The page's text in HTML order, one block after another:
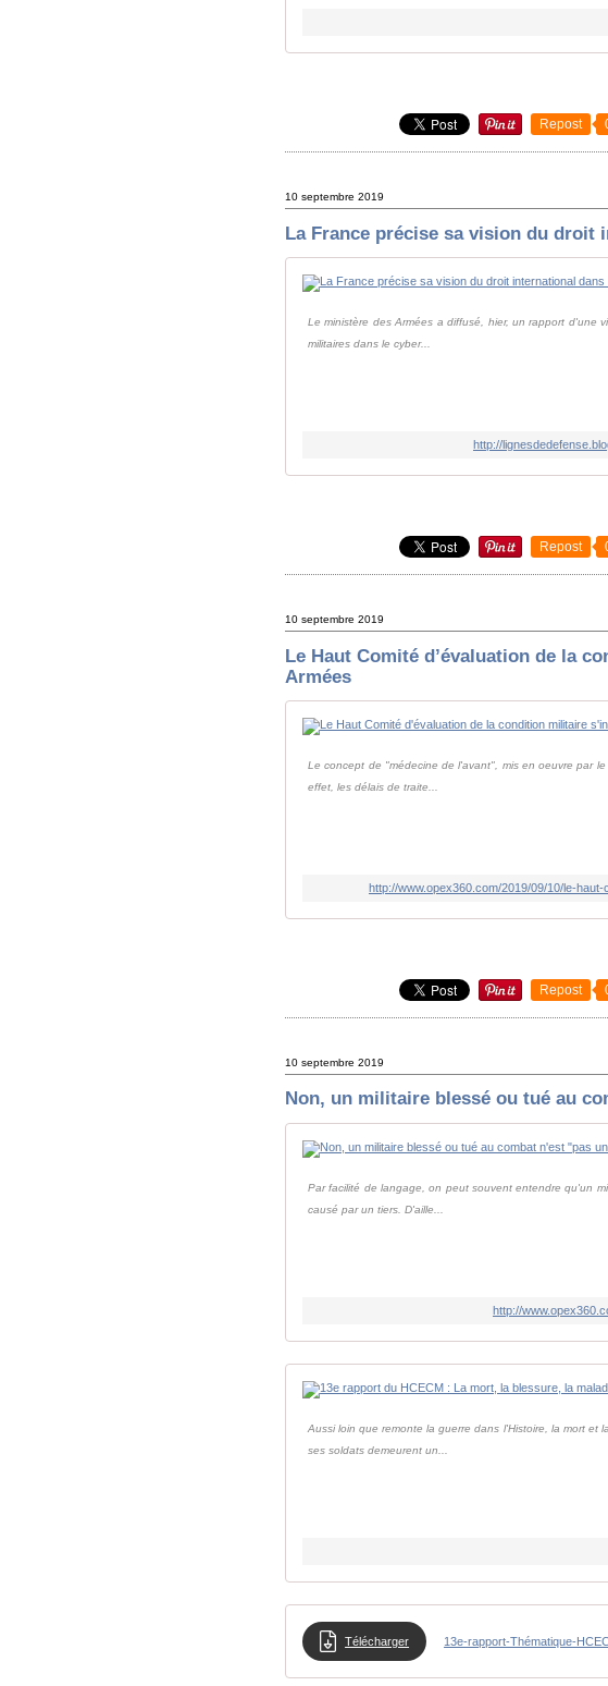
Repost
10 septembre 2019
La France précise sa vision du droit
Le ministère des Armées a diffusé, hier, un rapport d'une
militaires dans le cyber...
http://
Repost
10 septembre 2019
Le Haut Comité d’évaluation de la
Armées
Le concept de "médecine de l'avant", mis en oeuvre par
effet, les délais de traite...
http://www.opex360.com/2019/09/10/le-
Repost
10 septembre 2019
Non, un militaire blessé ou tué au
Par facilité de langage, on peut souvent entendre qu'un
causé par un tiers. D'aille...
http://
Aussi loin que remonte la guerre dans l'Histoire, la mort et
ses soldats demeurent un...
Télécharger 13e-rapport-Thématique-